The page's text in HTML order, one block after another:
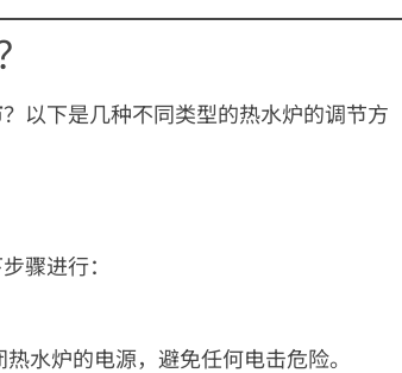
？以下是几种不同类型的热水炉的调节方
骤进行：
水炉的电源，避免任何电击危险。